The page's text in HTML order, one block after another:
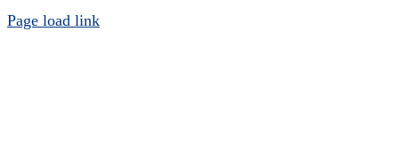
Page load link